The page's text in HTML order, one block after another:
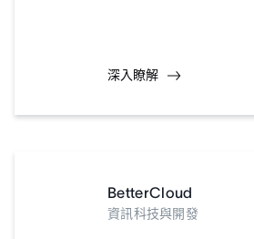
深入瞭解
BetterCloud
資訊科技與開發